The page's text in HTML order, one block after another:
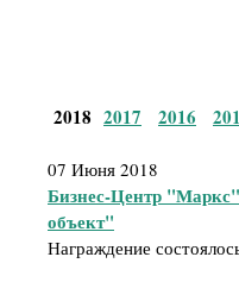
2018 2017 2016
07 Июня 2018
Бизнес-Центр
объект"
Награждение